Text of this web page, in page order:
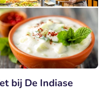
bij De Indiase